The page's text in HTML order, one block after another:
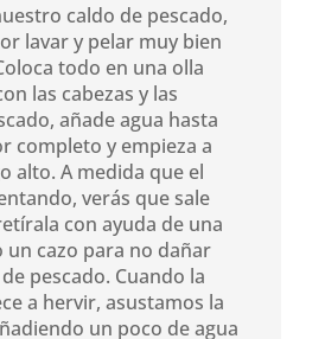
caldo de pescado,
lavar y pelar muy bien
todo en una olla
las cabezas y las
añade agua hasta
completo y empieza a
alto. A medida que el
verás que sale
con ayuda de una
un cazo para no dañar
pescado. Cuando la
a hervir, asustamos la
un poco de agua